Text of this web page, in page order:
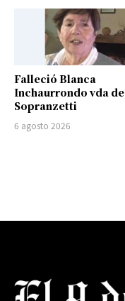
Falleció Blanca
Inchaurrondo vda de
Sopranzetti
6 agosto 2026